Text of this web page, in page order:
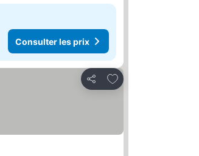
Consulter les prix
Partager
Ajouter à mes favoris